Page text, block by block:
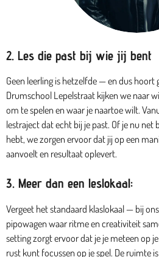
2. Les die past bij wie jij bent
Geen leerling is hetzelfde — en dus hoort
Drumschool Lepelstraat kijken we naar
om te spelen en waar je naartoe wilt.
lestraject dat echt bij je past. Of je nu net
hebt, we zorgen ervoor dat jij op een
aanvoelt en resultaat oplevert.
3. Meer dan een leslokaal:
Vergeet het standaard klaslokaal — bij
pipowagen waar ritme en creativiteit
setting zorgt ervoor dat je je meteen op
rust kunt focussen op je spel. De ruimte